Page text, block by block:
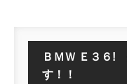
ＢＭＷ Ｅ３６!
す！！